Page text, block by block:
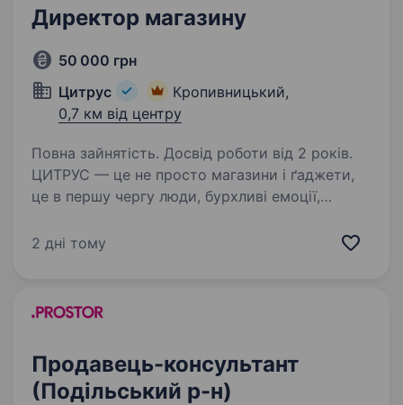
Директор магазину
50 000 грн
Цитрус
Кропивницький,
0,7 км від центру
Повна зайнятість. Досвід роботи від 2 років.
ЦИТРУС — це не просто магазини і ґаджети,
це в першу чергу люди, бурхливі емоції,
Ми створюємо середовище, де кожен може
2 дні тому
Продавець-консультант
(Подільський р-н)